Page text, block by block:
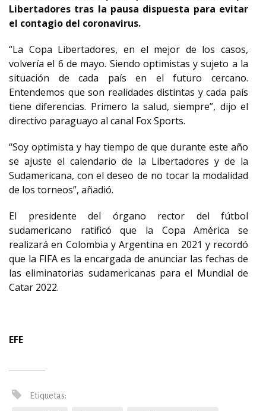
Libertadores tras la pausa dispuesta para evitar
el contagio del coronavirus.
“La Copa Libertadores, en el mejor de los casos,
volvería el 6 de mayo. Siendo optimistas y sujeto a la
situación de cada país en el futuro cercano.
Entendemos que son realidades distintas y cada país
tiene diferencias. Primero la salud, siempre”, dijo el
directivo paraguayo al canal Fox Sports.
“Soy optimista y hay tiempo de que durante este año
se ajuste el calendario de la Libertadores y de la
Sudamericana, con el deseo de no tocar la modalidad
de los torneos”, añadió.
El presidente del órgano rector del fútbol
sudamericano ratificó que la Copa América se
realizará en Colombia y Argentina en 2021 y recordó
que la FIFA es la encargada de anunciar las fechas de
las eliminatorias sudamericanas para el Mundial de
Catar 2022.
EFE
Etiquetas: